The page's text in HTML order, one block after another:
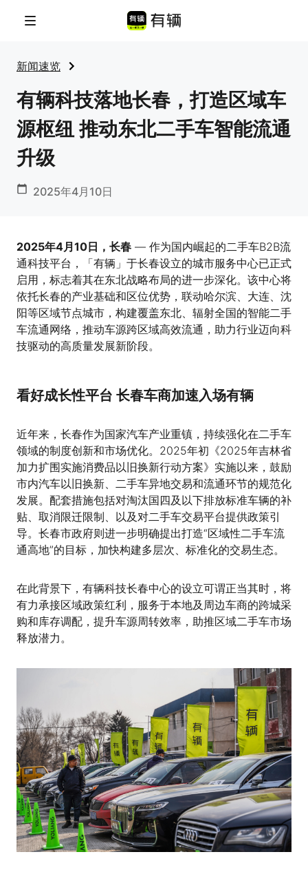
菜单
新闻速览
有辆科技落地长春，打造区域车
源枢纽 推动东北二手车智能流通
升级
2025年4月10日
2025年4月10日，长春 — 作为国内崛起的二手车B2B流
通科技平台，「有辆」于长春设立的城市服务中心已正式
启用，标志着其在东北战略布局的进一步深化。该中心将
依托长春的产业基础和区位优势，联动哈尔滨、大连、沈
阳等区域节点城市，构建覆盖东北、辐射全国的智能二手
车流通网络，推动车源跨区域高效流通，助力行业迈向科
技驱动的高质量发展新阶段。
看好成长性平台 长春车商加速入场有辆
近年来，长春作为国家汽车产业重镇，持续强化在二手车
领域的制度创新和市场优化。2025年初《2025年吉林省
加力扩围实施消费品以旧换新行动方案》实施以来，鼓励
市内汽车以旧换新、二手车异地交易和流通环节的规范化
发展。配套措施包括对淘汰国四及以下排放标准车辆的补
贴、取消限迁限制、以及对二手车交易平台提供政策引
导。长春市政府则进一步明确提出打造“区域性二手车流
通高地”的目标，加快构建多层次、标准化的交易生态。
在此背景下，有辆科技长春中心的设立可谓正当其时，将
有力承接区域政策红利，服务于本地及周边车商的跨城采
购和库存调配，提升车源周转效率，助推区域二手车市场
释放潜力。